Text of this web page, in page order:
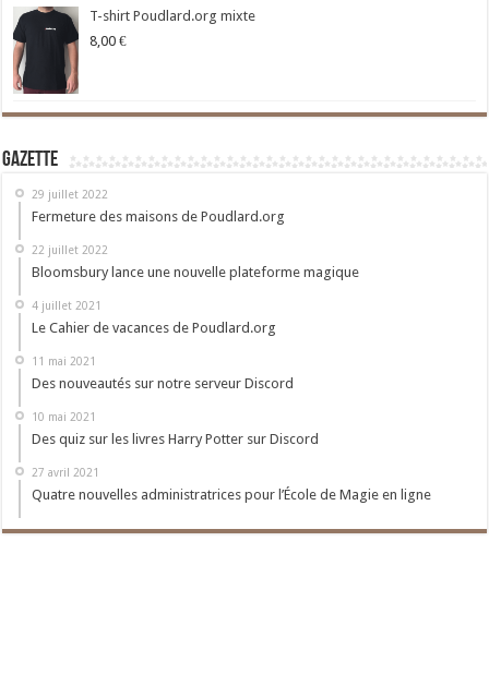
T-shirt Poudlard.org mixte
8,00 €
Gazette
29 juillet 2022
Fermeture des maisons de Poudlard.org
22 juillet 2022
Bloomsbury lance une nouvelle plateforme magique
4 juillet 2021
Le Cahier de vacances de Poudlard.org
11 mai 2021
Des nouveautés sur notre serveur Discord
10 mai 2021
Des quiz sur les livres Harry Potter sur Discord
27 avril 2021
Quatre nouvelles administratrices pour l’École de Magie en ligne